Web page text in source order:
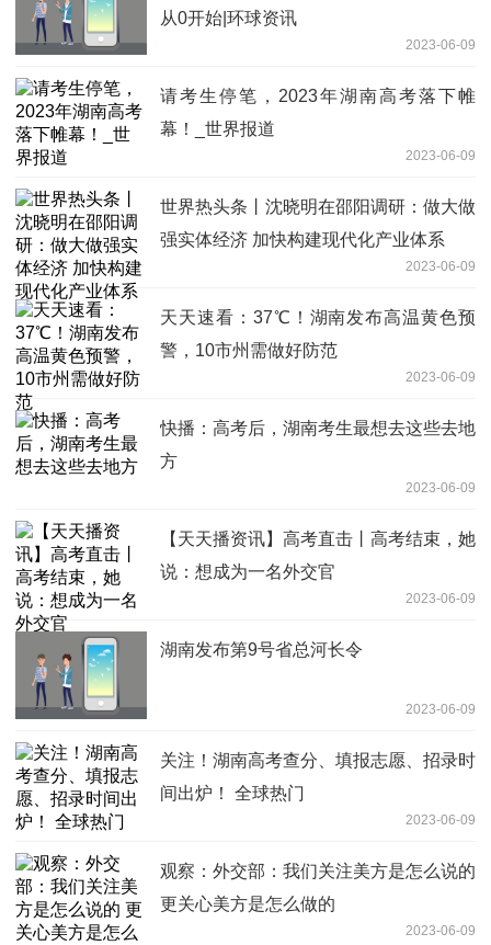
从0开始|环球资讯
2023-06-09
请考生停笔，2023年湖南高考落下帷
幕！_世界报道
2023-06-09
世界热头条丨沈晓明在邵阳调研：做大做
强实体经济 加快构建现代化产业体系
2023-06-09
天天速看：37℃！湖南发布高温黄色预
警，10市州需做好防范
2023-06-09
快播：高考后，湖南考生最想去这些去地
方
2023-06-09
【天天播资讯】高考直击丨高考结束，她
说：想成为一名外交官
2023-06-09
湖南发布第9号省总河长令
2023-06-09
关注！湖南高考查分、填报志愿、招录时
间出炉！ 全球热门
2023-06-09
观察：外交部：我们关注美方是怎么说的
更关心美方是怎么做的
2023-06-09